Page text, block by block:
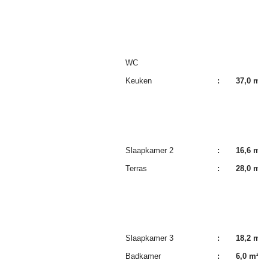
WC
Keuken :
37,0
Slaapkamer 2 :
16,6
Terras :
28,0
Slaapkamer 3 :
18,2
Badkamer : 6,0 m²